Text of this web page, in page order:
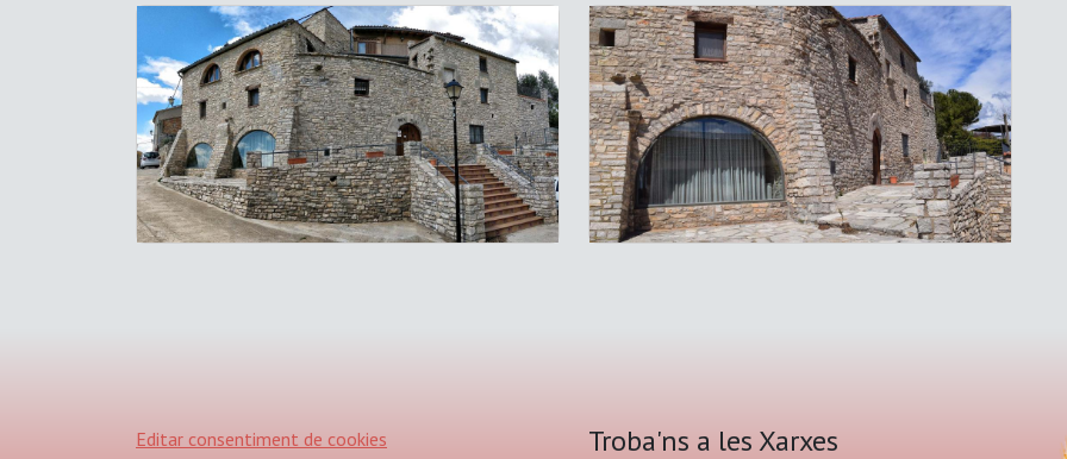
Editar consentiment de cookies
Troba'ns a les Xarxes